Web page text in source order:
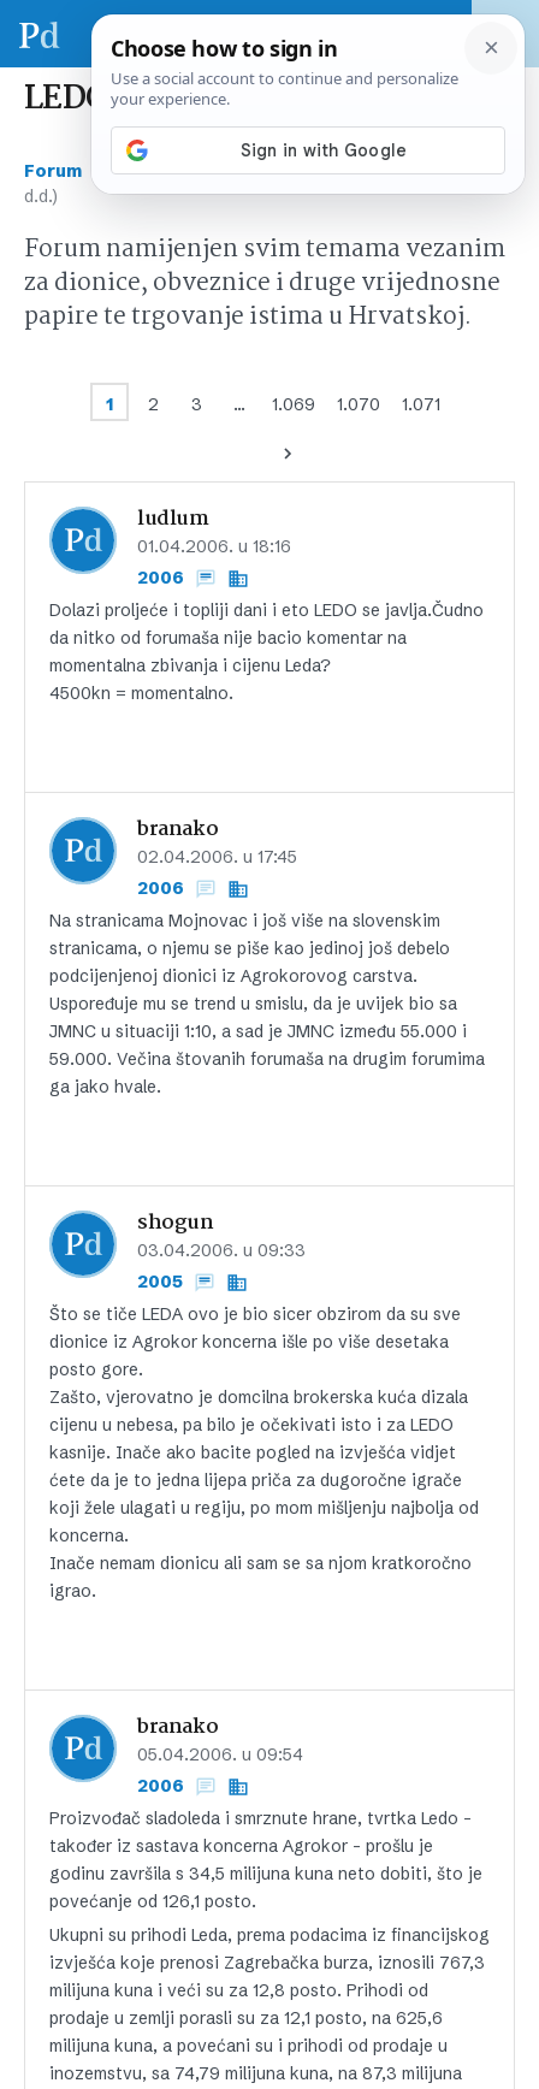
LEDO (Ledo d.d.)
Forum Tržište kapitala Hrvatska ›
LEDO (Ledo
d.d.)
Forum namijenjen svim temama vezanim
za dionice, obveznice i druge vrijednosne
papire te trgovanje istima u Hrvatskoj.
1 2 3 … 1.069 1.070 1.071
ludlum
01.04.2006. u 18:16
2006
Dolazi proljeće i topliji dani i eto LEDO se javlja.Čudno
da nitko od forumaša nije bacio komentar na
momentalna zbivanja i cijenu Leda?
4500kn = momentalno.
branako
02.04.2006. u 17:45
2006
Na stranicama Mojnovac i još više na slovenskim
stranicama, o njemu se piše kao jedinoj još debelo
podcijenjenoj dionici iz Agrokorovog carstva.
Uspoređuje mu se trend u smislu, da je uvijek bio sa
JMNC u situaciji 1:10, a sad je JMNC između 55.000 i
59.000. Večina štovanih forumaša na drugim forumima
ga jako hvale.
shogun
03.04.2006. u 09:33
2005
Što se tiče LEDA ovo je bio sicer obzirom da su sve
dionice iz Agrokor koncerna išle po više desetaka
posto gore.
Zašto, vjerovatno je domcilna brokerska kuća dizala
cijenu u nebesa, pa bilo je očekivati isto i za LEDO
kasnije. Inače ako bacite pogled na izvješća vidjet
ćete da je to jedna lijepa priča za dugoročne igrače
koji žele ulagati u regiju, po mom mišljenju najbolja od
koncerna.
Inače nemam dionicu ali sam se sa njom kratkoročno
igrao.
branako
05.04.2006. u 09:54
2006
Proizvođač sladoleda i smrznute hrane, tvrtka Ledo –
također iz sastava koncerna Agrokor – prošlu je
godinu završila s 34,5 milijuna kuna neto dobiti, što je
povećanje od 126,1 posto.
Ukupni su prihodi Leda, prema podacima iz financijskog
izvješća koje prenosi Zagrebačka burza, iznosili 767,3
milijuna kuna i veći su za 12,8 posto. Prihodi od
prodaje u zemlji porasli su za 12,1 posto, na 625,6
milijuna kuna, a povećani su i prihodi od prodaje u
inozemstvu, sa 74,79 milijuna kuna, na 87,3 milijuna